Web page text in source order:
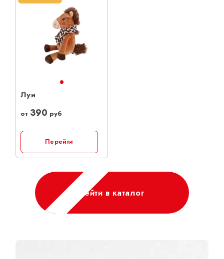
Луи
от 390 руб
Перейти
Перейти в каталог